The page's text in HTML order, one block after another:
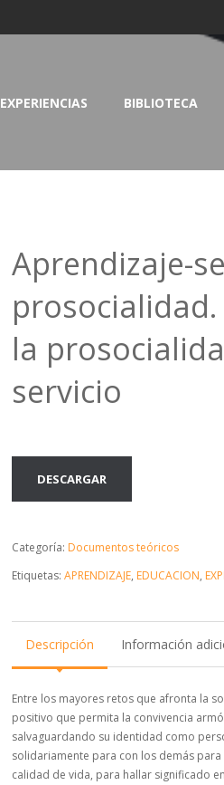
EXPERIENCIAS BIBLIOTECA
Aprendizaje-
la
servicio
DESCARGAR
Categoría: Documentos teóricos
Etiquetas:APRENDIZAJE, EDUCACION,
Descripción Información
Entre los mayores retos que afronta la
positivo que permita la convivencia
salvaguardando su identidad como
solidariamente para con los demás
calidad de vida, para hallar significado